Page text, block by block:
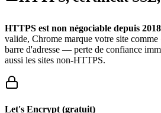
HTTPS est non négociable depuis
valide, Chrome marque votre site comme
barre d'adresse — perte de confiance
aussi les sites non-HTTPS.
Let's Encrypt (gratuit)